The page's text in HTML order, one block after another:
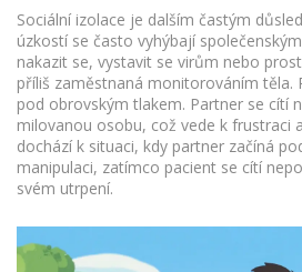
Sociální izolace je dalším častým
úzkostí se často vyhýbají
nakazit se, vystavit se virům nebo
příliš zaměstnaná monitorováním těla.
pod obrovským tlakem. Partner se cítí
milovanou osobu, což vede k frustraci
dochází k situaci, kdy partner začíná
manipulaci, zatímco pacient se cítí
svém utrpení.